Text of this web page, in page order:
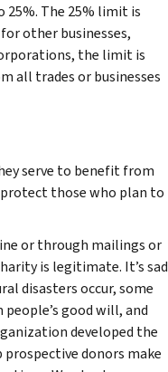
The 25% limit is
other businesses,
the limit is
all trades or businesses
serve to benefit from
those who plan to
or through mailings or
is legitimate. It’s sad
disasters occur, some
good will, and
developed the
prospective donors make